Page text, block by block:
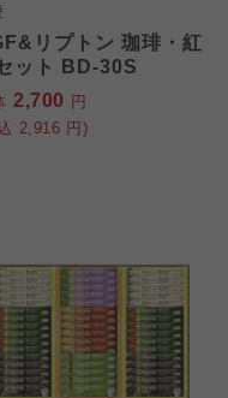
リプトン 珈琲・紅
ット BD-30S
2,700 円
2,916 円)